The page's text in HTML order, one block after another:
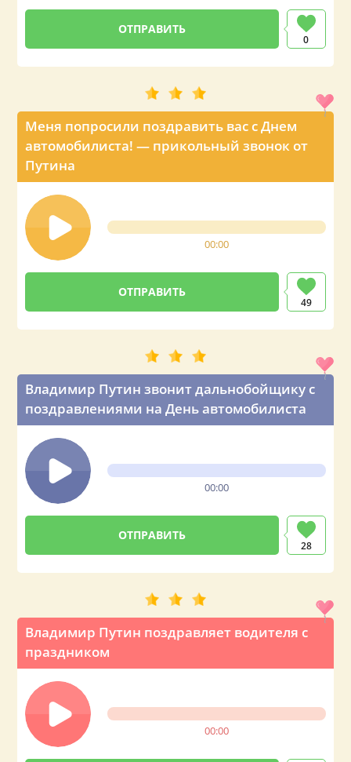
0
Меня попросили поздравить вас с Днем
автомобилиста! — прикольный звонок от
Путина
00:00
49
Владимир Путин звонит дальнобойщику с
поздравлениями на День автомобилиста
00:00
28
Владимир Путин поздравляет водителя с
праздником
00:00